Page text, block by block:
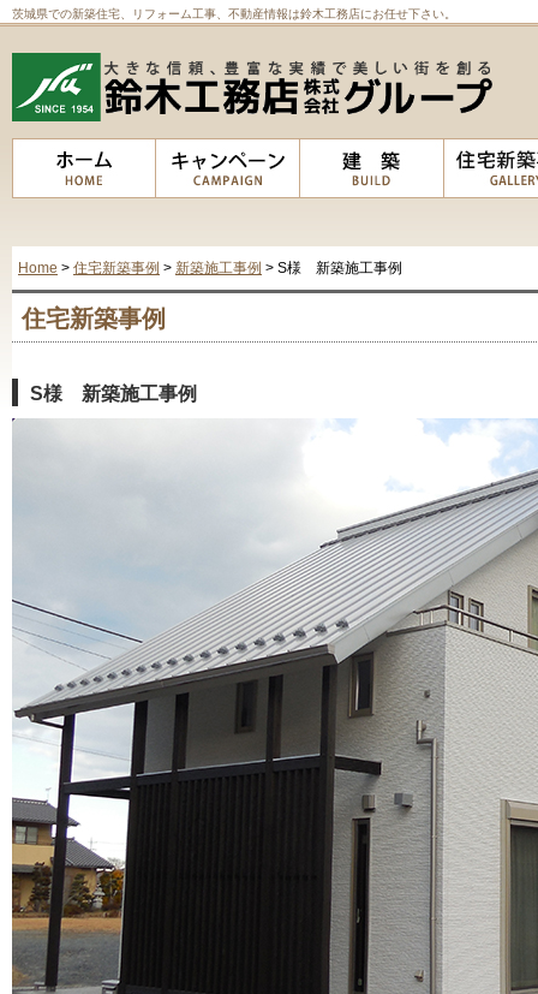
茨城県での新築住宅、リフォーム工事、不動産情報は鈴木工務店にお任せ下さい。
Home > 住宅新築事例 > 新築施工事例 > S様 新築施工事例
住宅新築事例
S様 新築施工事例